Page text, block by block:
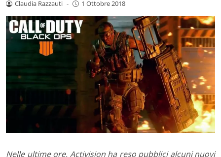
Claudia Razzauti - 1 Ottobre 2018
Nelle ultime ore, Activision ha reso pubblici alcuni nuovi